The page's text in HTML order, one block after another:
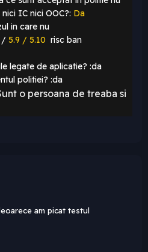
IC nici OOC?: Da
in care nu
/ 5.9 / 5.10 risc ban
legate de aplicatie? :da
politiei? :da
o persoana de treaba si
am picat testul